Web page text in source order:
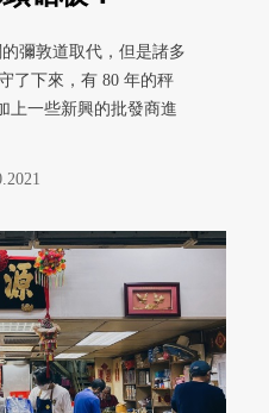
彌敦道取代，但是諸多
了下來，有 80 年的秤
上一些新興的批發商進